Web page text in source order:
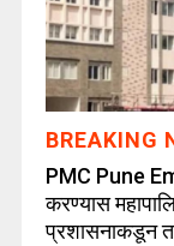
BREAKING
PMC Pune
करण्यास
प्रशासनाकडून